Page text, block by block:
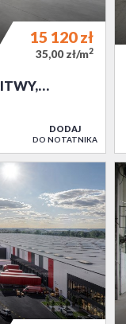
15 120zł
35,00 zł/m2
DODAJ
DO NOTATNIKA